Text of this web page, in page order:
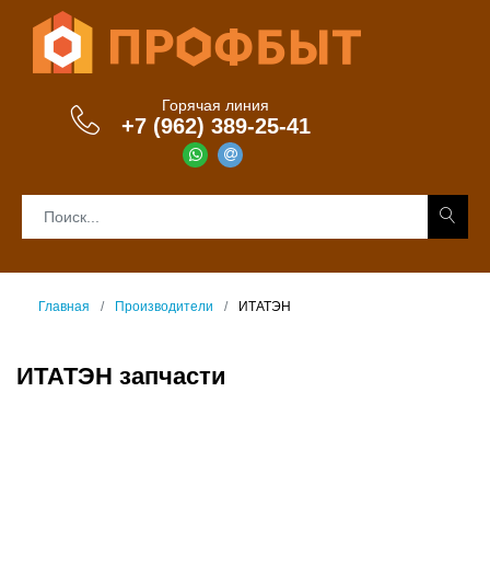
Горячая линия
+7 (962) 389-25-41
Главная Производители ИТАТЭН
ИТАТЭН запчасти